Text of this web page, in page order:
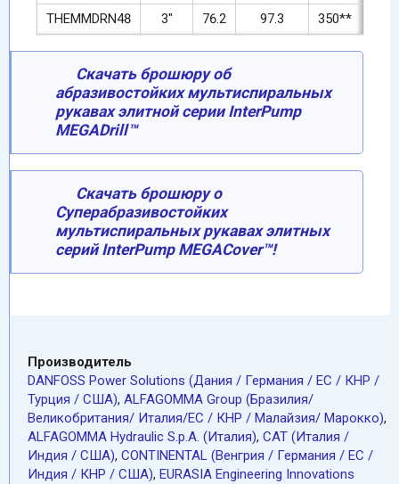
THEMMDRN48
3" 76.2 97.3 350**
Скачать брошюру об
абразивостойких мультиспиральных
рукавах элитной серии InterPump
MEGADrill™
Скачать брошюру о
Суперабразивостойких
мультиспиральных рукавах элитных
серий InterPump MEGACover™!
Производитель
DANFOSS Power Solutions (Дания / Германия / EC / КНР /
Турция / США), ALFAGOMMA Group (Бразилия/
Великобритания/ Италия/ЕС / КНР / Малайзия/ Марокко),
ALFAGOMMA Hydraulic S.p.A. (Италия), CAT (Италия /
Индия / США), CONTINENTAL (Венгрия / Германия / ЕС /
Индия / КНР / США), EURASIA Engineering Innovations